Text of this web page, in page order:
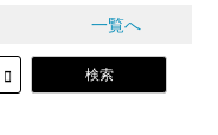
一覧へ